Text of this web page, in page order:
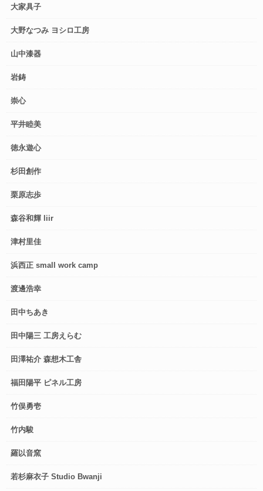
大家具子
大野なつみ ヨシロ工房
山中漆器
岩鋳
崇心
平井睦美
徳永遊心
杉田創作
栗原志歩
森谷和輝 liir
津村里佳
浜西正 small work camp
渡邊浩幸
田中ちあき
田中陽三 工房えらむ
田澤祐介 森想木工舎
福田陽平 ピネル工房
竹俣勇壱
竹内駿
羅以音窯
若杉麻衣子 Studio Bwanji